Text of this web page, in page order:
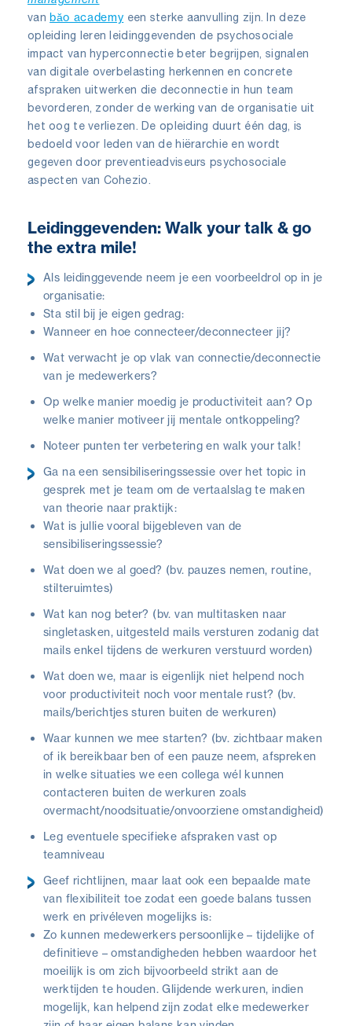
van băo academy een sterke aanvulling zijn. In deze
opleiding leren leidinggevenden de psychosociale
impact van hyperconnectie beter begrijpen, signalen
van digitale overbelasting herkennen en concrete
afspraken uitwerken die deconnectie in hun team
bevorderen, zonder de werking van de organisatie uit
het oog te verliezen. De opleiding duurt één dag, is
bedoeld voor leden van de hiërarchie en wordt
gegeven door preventieadviseurs psychosociale
aspecten van Cohezio.
Leidinggevenden: Walk your talk & go
the extra mile!
Als leidinggevende neem je een voorbeeldrol op in je
organisatie:
Sta stil bij je eigen gedrag:
Wanneer en hoe connecteer/deconnecteer jij?
Wat verwacht je op vlak van connectie/deconnectie
van je medewerkers?
Op welke manier moedig je productiviteit aan? Op
welke manier motiveer jij mentale ontkoppeling?
Noteer punten ter verbetering en walk your talk!
Ga na een sensibiliseringssessie over het topic in
gesprek met je team om de vertaalslag te maken
van theorie naar praktijk:
Wat is jullie vooral bijgebleven van de
sensibiliseringssessie?
Wat doen we al goed? (bv. pauzes nemen, routine,
stilteruimtes)
Wat kan nog beter? (bv. van multitasken naar
singletasken, uitgesteld mails versturen zodanig dat
mails enkel tijdens de werkuren verstuurd worden)
Wat doen we, maar is eigenlijk niet helpend noch
voor productiviteit noch voor mentale rust? (bv.
mails/berichtjes sturen buiten de werkuren)
Waar kunnen we mee starten? (bv. zichtbaar maken
of ik bereikbaar ben of een pauze neem, afspreken
in welke situaties we een collega wél kunnen
contacteren buiten de werkuren zoals
overmacht/noodsituatie/onvoorziene omstandigheid)
Leg eventuele specifieke afspraken vast op
teamniveau
Geef richtlijnen, maar laat ook een bepaalde mate
van flexibiliteit toe zodat een goede balans tussen
werk en privéleven mogelijks is:
Zo kunnen medewerkers persoonlijke – tijdelijke of
definitieve – omstandigheden hebben waardoor het
moeilijk is om zich bijvoorbeeld strikt aan de
werktijden te houden. Glijdende werkuren, indien
mogelijk, kan helpend zijn zodat elke medewerker